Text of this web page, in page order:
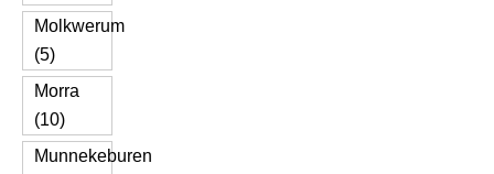
Molkwerum
(5)
Morra
(10)
Munnekeburen